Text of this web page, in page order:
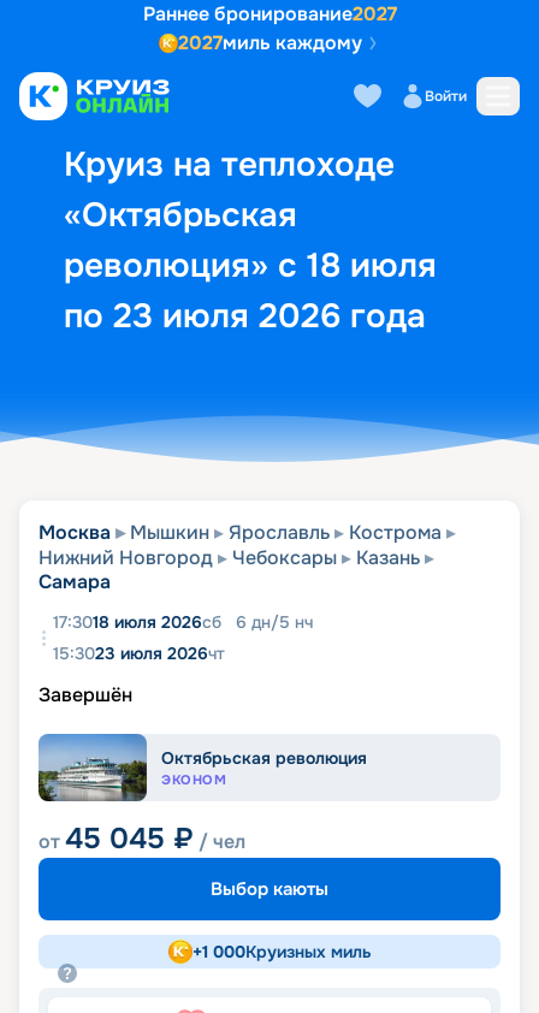
Раннее бронирование2027
2027миль каждому
Войти
Круиз на теплоходе
«Октябрьская
революция» с 18 июля
по 23 июля 2026 года
Выбор кают Маршрут и
Москва Мышкин Ярославль
Кострома
Нижний Новгород
Чебоксары
Казань
Самара
17:3018 июля 2026сб 6 дн/5 нч
15:3023 июля 2026чт
Завершён
Октябрьская революция
ЭКОНОМ
от45 045 ₽ / чел
Выбор каюты
+1 000Круизных миль